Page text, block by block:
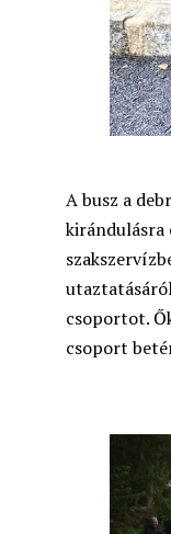
A busz a
kirándulásra
csoportot.
csoport